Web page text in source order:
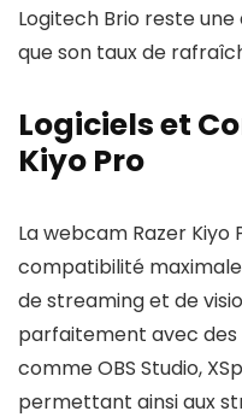
Logitech Brio reste
que son taux de
Logiciels et
Kiyo Pro
La webcam Razer
compatibilité
de streaming et de
parfaitement avec
comme OBS Studio,
permettant ainsi aux